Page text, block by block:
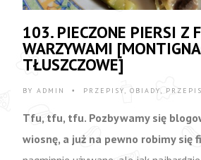
103. PIECZONE PIERSI Z
WARZYWAMI
TŁUSZCZOWE]
BY ADMIN • PRZEPISY, OBIADY,
Tfu, tfu, tfu. Pozbywamy się
wiosnę, a już na pewno robimy się